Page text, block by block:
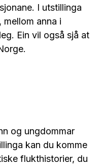
I utstillinga
anna i
Ein vil også sjå at
og ungdommar
kan du komme
flukthistorier, du